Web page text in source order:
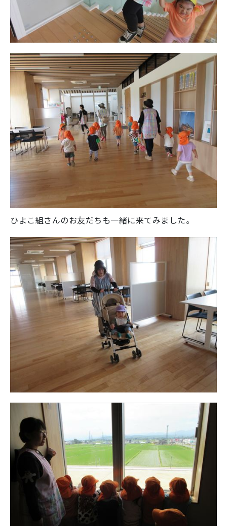
ひよこ組さんのお友だちも一緒に来てみました。